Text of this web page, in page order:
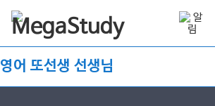
영어 또선생 선생님